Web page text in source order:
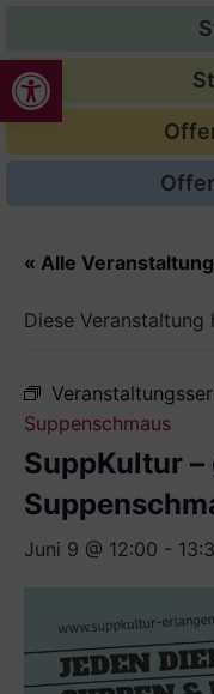
Werkzeugleiste öffnen
« Alle
Diese
Suppenschmaus
SuppKultur
Juni 9 @ 12:00 -